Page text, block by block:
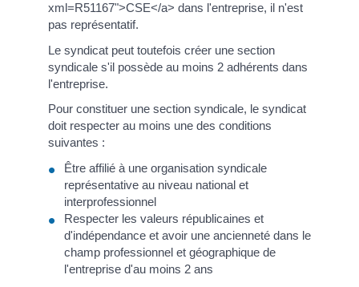
xml=R51167">CSE</a> dans l'entreprise, il n'est
pas représentatif.
Le syndicat peut toutefois créer une section
syndicale s'il possède au moins 2 adhérents dans
l'entreprise.
Pour constituer une section syndicale, le syndicat
doit respecter au moins une des conditions
suivantes :
Être affilié à une organisation syndicale
représentative au niveau national et
interprofessionnel
Respecter les valeurs républicaines et
d'indépendance et avoir une ancienneté dans le
champ professionnel et géographique de
l'entreprise d'au moins 2 ans